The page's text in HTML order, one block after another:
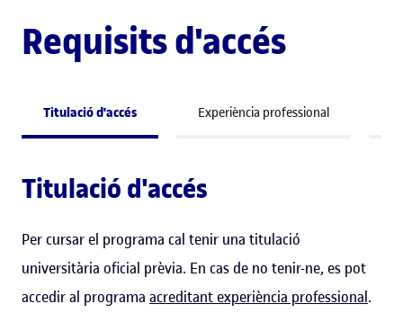
Requisits d'accés
Titulació d'accés Experiència professional
Titulació d'accés
Per cursar el programa cal tenir una titulació
universitària oficial prèvia. En cas de no tenir-ne, es pot
accedir al programa acreditant experiència professional.